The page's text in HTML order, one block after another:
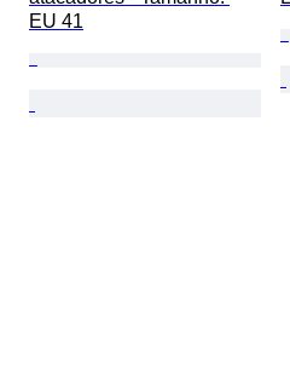
EU 41